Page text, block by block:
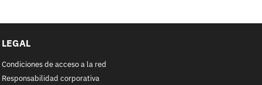
LEGAL
Condiciones de acceso a la red
Responsabilidad corporativa